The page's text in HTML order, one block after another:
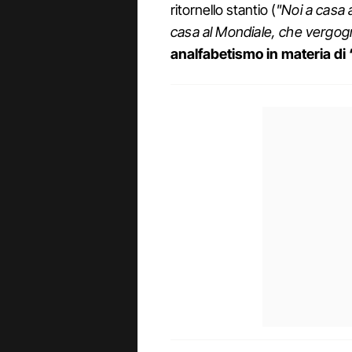
ritornello stantio ("Noi a casa
casa al Mondiale, che
analfabetismo in materia di